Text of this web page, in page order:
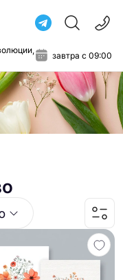
завтра с 09:00